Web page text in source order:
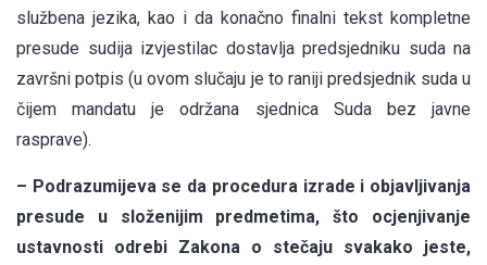
službena jezika, kao i da konačno finalni tekst kompletne
presude sudija izvjestilac dostavlja predsjedniku suda na
završni potpis (u ovom slučaju je to raniji predsjednik suda u
čijem mandatu je održana sjednica Suda bez javne
rasprave).
– Podrazumijeva se da procedura izrade i objavljivanja
presude u složenijim predmetima, što ocjenjivanje
ustavnosti odrebi Zakona o stečaju svakako jeste,